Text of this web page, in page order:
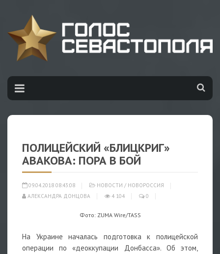
ПОЛИЦЕЙСКИЙ «БЛИЦКРИГ»
АВАКОВА: ПОРА В БОЙ
09.04.2018 08:43:08 НОВОСТИ / НОВОРОССИЯ
АЛЕКСАНДРА ДОНЦОВА
4 104 0
Фото: ZUMA Wire/TASS
На Украине началась подготовка к полицейской
операции по «деоккупации Донбасса». Об этом,